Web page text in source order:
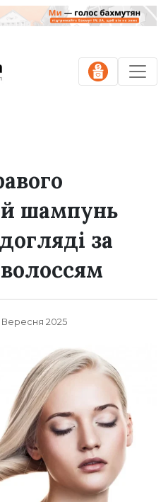
шампунь
за
Вересня 2025